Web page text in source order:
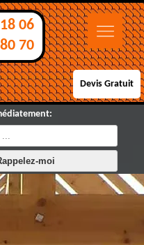
06
70
Devis Gratuit